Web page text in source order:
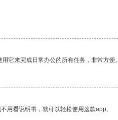
它来完成日常办公的所有任务，非常方便。
用看说明书，就可以轻松使用这款app。